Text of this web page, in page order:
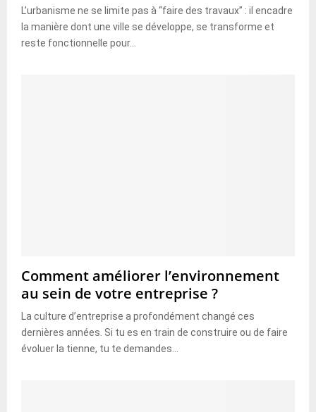
L’urbanisme ne se limite pas à “faire des travaux” : il encadre
la manière dont une ville se développe, se transforme et
reste fonctionnelle pour...
Comment améliorer l’environnement
au sein de votre entreprise ?
La culture d’entreprise a profondément changé ces
dernières années. Si tu es en train de construire ou de faire
évoluer la tienne, tu te demandes...